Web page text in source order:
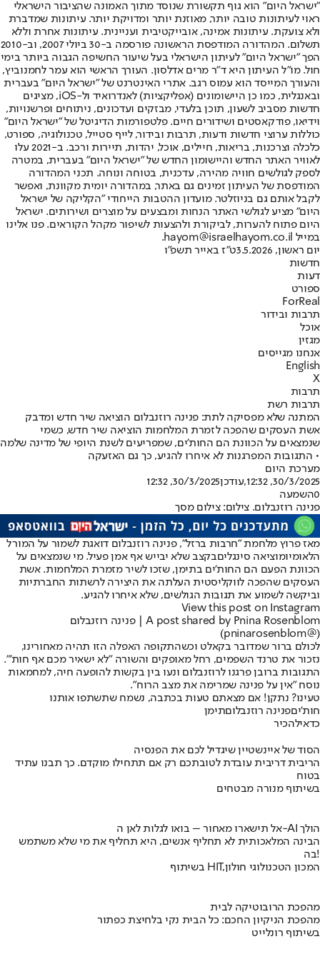
"ישראל היום" הוא גוף תקשורת שנוסד מתוך האמונה שהציבור הישראלי
ראוי לעיתונות טובה יותר, מאוזנת יותר ומדויקת יותר. עיתונות שמדברת
ולא צועקת. עיתונות אמינה, אובייקטיבית ועניינית. עיתונות אחרת וללא
תשלום. המהדורה המודפסת הראשונה פורסמה ב-30 ביולי 2007, וב-2010
הפך "ישראל היום" לעיתון הישראלי בעל שיעור החשיפה הגבוה ביותר בימי
חול. מו"ל העיתון היא ד"ר מרים אדלסון. העורך הראשי הוא עמר לחמנוביץ,
והעורך המייסד הוא עמוס רגב. אתרי האינטרנט של "ישראל היום" בעברית
ובאנגלית, כמו כן היישומונים (אפליקציות) לאנדרואיד ול-iOS, מציגים
חדשות מסביב לשעון, תוכן בלעדי, מבזקים ועדכונים, ניתוחים ופרשנויות,
וידיאו, פודקאסטים ושידורים חיים. פלטפורמות הדיגיטל של "ישראל היום"
כוללות ערוצי חדשות ודעות, תרבות ובידור, לייף סטייל, טכנולוגיה, ספורט,
כלכלה וצרכנות, בריאות, חיילים, אוכל, יהדות, תיירות ורכב. ב-2021 עלו
לאוויר האתר החדש והיישומון החדש של "ישראל היום" בעברית, במטרה
לספק לגולשים חוויה מהירה, עדכנית, בטוחה ונוחה. תכני המהדורה
המודפסת של העיתון זמינים גם באתר, במהדורה יומית מקוונת, ואפשר
לקבל אותם גם בניוזלטר. מועדון ההטבות הייחודי "הקליקה של ישראל
היום" מציע לגולשי האתר הנחות ומבצעים על מוצרים ושירותים. ישראל
היום פתוח להערות, לביקורת ולהצעות לשיפור מקהל הקוראים. פנו אלינו
במייל hayom@israelhayom.co.il.
יום ראשון, 3.5.2026
ט"ז באייר תשפ"ו
חדשות
דעות
ספורט
ForReal
תרבות ובידור
אוכל
מגזין
אנחנו מגייסים
English
X
תרבות
תרבות רשת
המתנה שלא מפסיקה לתת: פנינה רוזנבלום הוציאה שיר חדש ומדבק
אשת העסקים שהפכה לזמרת המלחמות הוציאה שיר חדש, כשמי
שנמצאים על הכוונת הם החות'ים, שמפריעים לשנת היופי של מדינה שלמה
• התגובות המפרגנות לא איחרו להגיע, כך גם האזעקה
מערכת היום
30/3/2025, 12:32
,עודכן30/3/2025, 12:32
0השמעה
פנינה רוזנבלום. צילום: צילום מסך
מאז פרוץ מלחמת "חרבות ברזל", פנינה רוזנבלום דואגת לשמור על המורל
הלאומיומוציאה סינגליםבקצב שלא יבייש אף אמן פעיל. מי שנמצאים על
הכוונת הפעם הם החות'ים בתימן, שזכו לשיר מזמרת המלחמות. אשת
העסקים שהפכה לווקליסטית העלתה את היצירה לרשתות החברתיות
וביקשה לשמוע את תגובות הגולשים, שלא איחרו להגיע.
View this post on Instagram
A post shared by Pnina Rosenblom | פנינה רוזנבלום
(@pninarosenblom)
לכולם ברור שמדובר בקאלט וכשהתקופה האפלה הזו תהיה מאחורינו,
נזכור את טרנד השפמים, רחל מאופקים והשורה "לא ישאיר מכם אף חות'".
התגובות ברובן פרגנו לרוזנבלום ונעו בין בקשות להופעה חיה, למחמאות
נוסח "אין על פנינה שמרימה את מצב הרוח".
טעינו? נתקן! אם מצאתם טעות בכתבה, נשמח שתשתפו אותנו
חות'יםפנינה רוזנבלוםתימן
כדאילהכיר
הסוד של איינשטיין שיגדיל לכם את הפנסיה
הריבית דריבית עובדת לטובתכם רק אם תתחילו מוקדם. כך תבנו עתיד
בטוח
בשיתוף מנורה מבטחים
אל תישארו מאחור – בואו לגלות לאן ה-AI הולך
הבינה המלאכותית לא תחליף אנשים, היא תחליף את מי שלא משתמש
בה!
בשיתוף HIT,המכון הטכנולוגי חולון
מהפכת הרובוטיקה לבית
מהפכת הניקיון החכם: כל הבית נקי בלחיצת כפתור
בשיתוף רונלייט